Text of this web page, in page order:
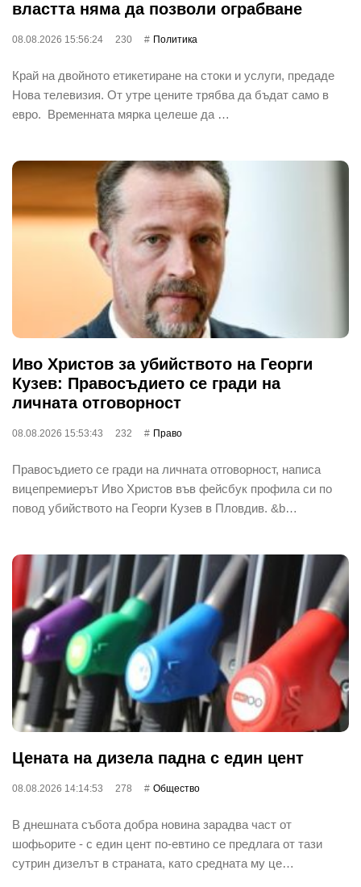
властта няма да позволи ограбване
08.08.2026 15:56:24 230 Политика
Край на двойното етикетиране на стоки и услуги, предаде
Нова телевизия. От утре цените трябва да бъдат само в
евро. Временната мярка целеше да …
Иво Христов за убийството на Георги
Кузев: Правосъдието се гради на
личната отговорност
08.08.2026 15:53:43 232 Право
Правосъдието се гради на личната отговорност, написа
вицепремиерът Иво Христов във фейсбук профила си по
повод убийството на Георги Кузев в Пловдив. &b…
Цената на дизела падна с един цент
08.08.2026 14:14:53 278 Общество
В днешната събота добра новина зарадва част от
шофьорите - с един цент по-евтино се предлага от тази
сутрин дизелът в страната, като средната му це…